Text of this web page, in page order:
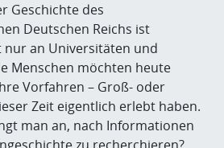
Geschichte des
Deutschen Reichs ist
an Universitäten und
Menschen möchten heute
Vorfahren – Groß- oder
Zeit eigentlich erlebt haben.
man an, nach Informationen